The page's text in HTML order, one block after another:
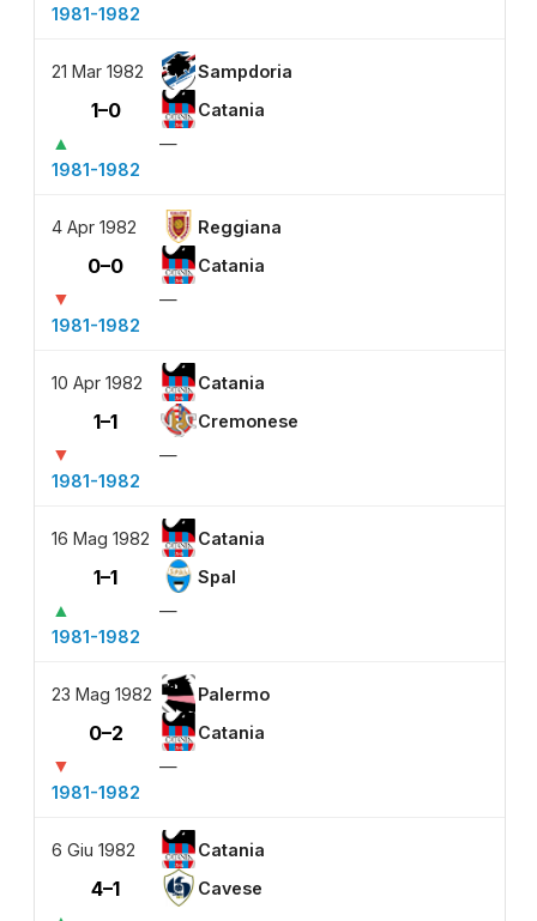
1981-1982
21 Mar 1982 Sampdoria
1–0 Catania
▲
—
1981-1982
4 Apr 1982 Reggiana
0–0 Catania
▼
—
1981-1982
10 Apr 1982 Catania
1–1 Cremonese
▼
—
1981-1982
16 Mag 1982 Catania
1–1 Spal
▲
—
1981-1982
23 Mag 1982 Palermo
0–2 Catania
▼
—
1981-1982
6 Giu 1982 Catania
4–1 Cavese